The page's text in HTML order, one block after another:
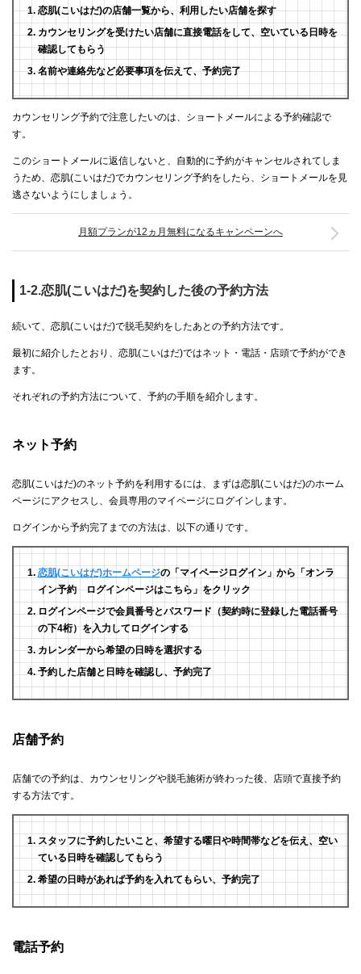
恋肌(こいはだ)の店舗一覧から、利用したい店舗を探す
カウンセリングを受けたい店舗に直接電話をして、空いている日時を
確認してもらう
名前や連絡先など必要事項を伝えて、予約完了
カウンセリング予約で注意したいのは、ショートメールによる予約確認で
す。
このショートメールに返信しないと、自動的に予約がキャンセルされてしま
うため、恋肌(こいはだ)でカウンセリング予約をしたら、ショートメールを見
逃さないようにしましょう。
月額プランが12ヵ月無料になるキャンペーンへ
1-2.恋肌(こいはだ)を契約した後の予約方法
続いて、恋肌(こいはだ)で脱毛契約をしたあとの予約方法です。
最初に紹介したとおり、恋肌(こいはだ)ではネット・電話・店頭で予約ができ
ます。
それぞれの予約方法について、予約の手順を紹介します。
ネット予約
恋肌(こいはだ)のネット予約を利用するには、まずは恋肌(こいはだ)のホーム
ページにアクセスし、会員専用のマイページにログインします。
ログインから予約完了までの方法は、以下の通りです。
恋肌(こいはだ)ホームページの「マイページログイン」から「オンラ
イン予約 ログインページはこちら」をクリック
ログインページで会員番号とパスワード（契約時に登録した電話番号
の下4桁）を入力してログインする
カレンダーから希望の日時を選択する
予約した店舗と日時を確認し、予約完了
店舗予約
店舗での予約は、カウンセリングや脱毛施術が終わった後、店頭で直接予約
する方法です。
スタッフに予約したいこと、希望する曜日や時間帯などを伝え、空い
ている日時を確認してもらう
希望の日時があれば予約を入れてもらい、予約完了
電話予約